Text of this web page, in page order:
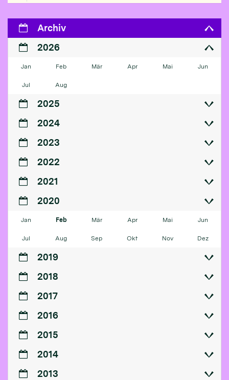
Archiv
2026
Jan Feb Mär Apr Mai Jun
Jul Aug
2025
2024
2023
2022
2021
2020
Jan Feb Mär Apr Mai Jun
Jul Aug Sep Okt Nov Dez
2019
2018
2017
2016
2015
2014
2013